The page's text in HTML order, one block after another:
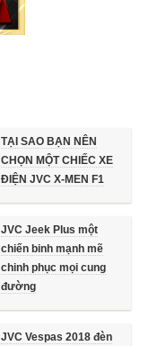
TẠI SAO BẠN NÊN
CHỌN MỘT CHIẾC XE
ĐIỆN JVC X-MEN F1
JVC Jeek Plus một
chiến binh mạnh mẽ
chinh phục mọi cung
đường
JVC Vespas 2018 đèn